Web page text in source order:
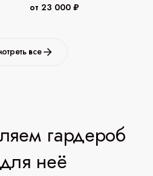
от 23 000 ₽
все
гардероб
неё